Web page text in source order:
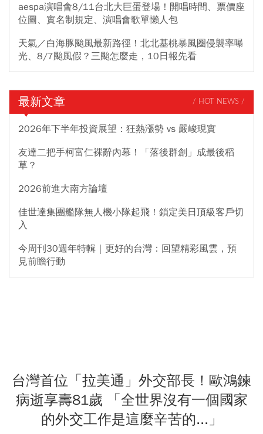
aespa演唱會8/11台北大巨蛋登場！開唱時間、票價座
位圖、實名制規定、演唱會歌單懶人包
天氣／白海豚颱風最新路徑！北北基桃暴風圈侵襲率曝
光、8/7颱風假？三颱怎麼走，10日報先看
最新文章 / HOT NEWS /
2026年下半年投資展望：狂熱漲勢 vs 嚴峻現實
友達二把手柯富仁裸辭內幕！「落後群創」成最後稻
草？
2026前進大南方論壇
佳世達集團艦隊無人機小隊起飛！鎖定美日頂級客戶切
入
今周刊30週年特輯｜更好的台灣：回望精彩風雲，預
見前瞻行動
台灣首位「拉美通」外交部長！歐鴻鍊
病逝享壽81歲 「全世界沒有一個國家
的外交工作是這麼辛苦的...」